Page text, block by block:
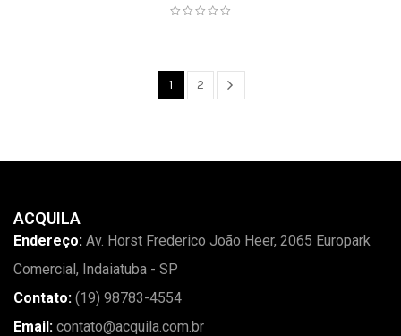
1 2
ACQUILA
Endereço: Av. Horst Frederico João Heer, 2065 Europark
Comercial, Indaiatuba - SP
Contato: (19) 98783-4554
Email: contato@acquila.com.br